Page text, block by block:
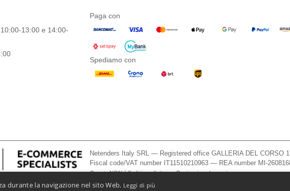
13:00 e 14:00-
Paga con
Spediamo con
Netenders Italy SRL — Registered office GALLERIA DEL CORSO
Fiscal code/VAT number IT11510210963 — REA number MI-
Questo NON è l'indirizzo di ritorno. Per i resi, vedere qui
durante la navigazione nel sito Web. Leggi di più